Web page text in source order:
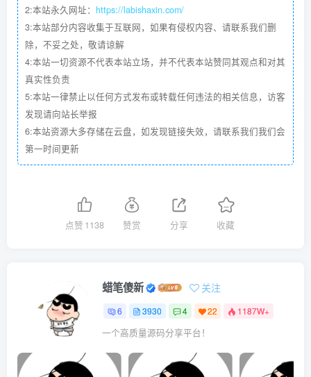
2:本站永久网址： https://labishaxin.com/
3:本站部分内容收集于互联网，如果有侵权内容、请联系我们删
除，不妥之处，敬请谅解
4:本站一切资源不代表本站立场，并不代表本站赞同其观点和对其
真实性负责
5:本站一律禁止以任何方式发布或转载任何违法的相关信息，访客
发现请向站长举报
6:本站资源大多存储在云盘，如发现链接失效，请联系我们我们会
第一时间更新
点赞 1138 赞赏 分享 收藏
蜡笔傻新 关注
6 3930 4 22 1187W+
一个高质量源码分享平台！